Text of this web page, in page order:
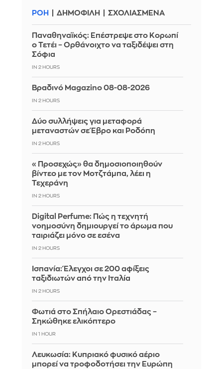
ΡΟΗ ΔΗΜΟΦΙΛΗ ΣΧΟΛΙΑΣΜΕΝΑ
Παναθηναϊκός: Επέστρεψε στο Κορωπί
ο Τετέι – Ορθάνοιχτο να ταξιδέψει στη
Σόφια
IN 2 HOURS
Βραδινό Magazino 08-08-2026
IN 2 HOURS
Δύο συλλήψεις για μεταφορά
μεταναστών σε Έβρο και Ροδόπη
IN 2 HOURS
«Προσεχώς» θα δημοσιοποιηθούν
βίντεο με τον Μοτζτάμπα, λέει η
Τεχεράνη
IN 2 HOURS
Digital Perfume: Πώς η τεχνητή
νοημοσύνη δημιουργεί το άρωμα που
ταιριάζει μόνο σε εσένα
IN 2 HOURS
Ισπανία: Έλεγχοι σε 200 αφίξεις
ταξιδιωτών από την Ιταλία
IN 2 HOURS
Φωτιά στο Σπήλαιο Ορεστιάδας –
Σηκώθηκε ελικόπτερο
IN 1 HOUR
Λευκωσία: Κυπριακό φυσικό αέριο
μπορεί να τροφοδοτήσει την Ευρώπη